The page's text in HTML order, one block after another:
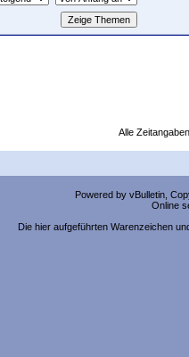
Alle
Powered by vBulletin,
Online
Die hier aufgeführten Warenzeichen